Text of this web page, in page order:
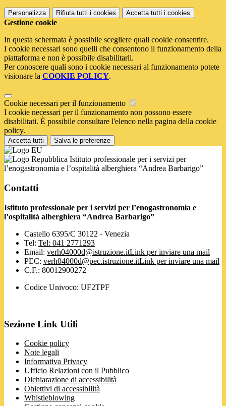
Personalizza Rifiuta tutti i cookies Accetta tutti i cookies
Gestione cookie
In questa schermata è possibile scegliere quali cookie consentire.
I cookie necessari sono quelli che consentono il funzionamento della
piattaforma e non è possibile disabilitarli.
Per conoscere quali sono i cookie necessari al funzionamento potete
visionare la COOKIE POLICY.
Cookie necessari per il funzionamento
I cookie necessari per il funzionamento non possono essere
disabilitati. È possibile consultare l'elenco nella pagina della cookie
policy.
Accetta tutti Salva le preferenze
Istituto professionale per i servizi per
l’enogastronomia e l’ospitalità alberghiera “Andrea Barbarigo”
Contatti
Istituto professionale per i servizi per l’enogastronomia e
l’ospitalità alberghiera “Andrea Barbarigo”
Castello 6395/C 30122 - Venezia
Tel: Tel: 041 2771293
Email: verh04000d@istruzione.itLink per inviare una mail
PEC: verh04000d@pec.istruzione.itLink per inviare una mail
C.F.: 80012900272
Codice Univoco: UF2TPF
Sezione Link Utili
Cookie policy
Note legali
Informativa Privacy
Ufficio Relazioni con il Pubblico
Dichiarazione di accessibilità
Obiettivi di accessibilità
Whistleblowing